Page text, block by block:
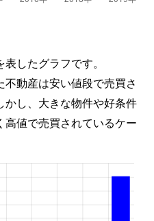
したグラフです。
動産は安い値段で売買さ
し、大きな物件や好条件
値で売買されているケー